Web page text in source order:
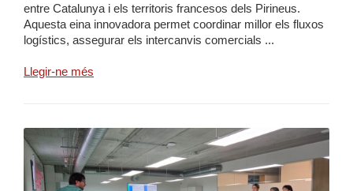
entre Catalunya i els territoris francesos dels Pirineus.
Aquesta eina innovadora permet coordinar millor els fluxos
logístics, assegurar els intercanvis comercials ...
Llegir-ne més